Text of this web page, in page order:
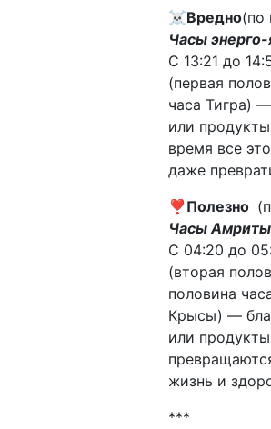
☠️Вредно(по
Часы энерго-
С 13:21 до
(первая
часа Тигра)
или
время все
даже
❣️ Полезно
Часы
С 04:20 до
(вторая
половина
Крысы) —
или
жизнь и
***